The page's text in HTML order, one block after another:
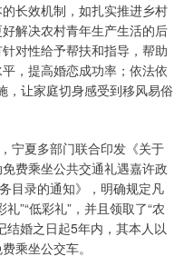
长效机制，如扎实推进乡村
解决农村青年生产生活的后
对性给予帮扶和指导，帮助
，提高婚恋成功率；依法依
，让家庭切身感受到移风易俗
夏多部门联合印发《关于
费乘坐公共交通礼遇嘉许政
目录的通知》，明确规定凡
”“低彩礼”，并且领取了“农
结婚之日起5年内，其本人以
乘坐公交车。